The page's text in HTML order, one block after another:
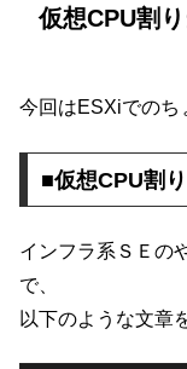
仮想CPU割
今回はESXiでのち
■仮想CPU割
インフラ系ＳＥの
で、
以下のような文章